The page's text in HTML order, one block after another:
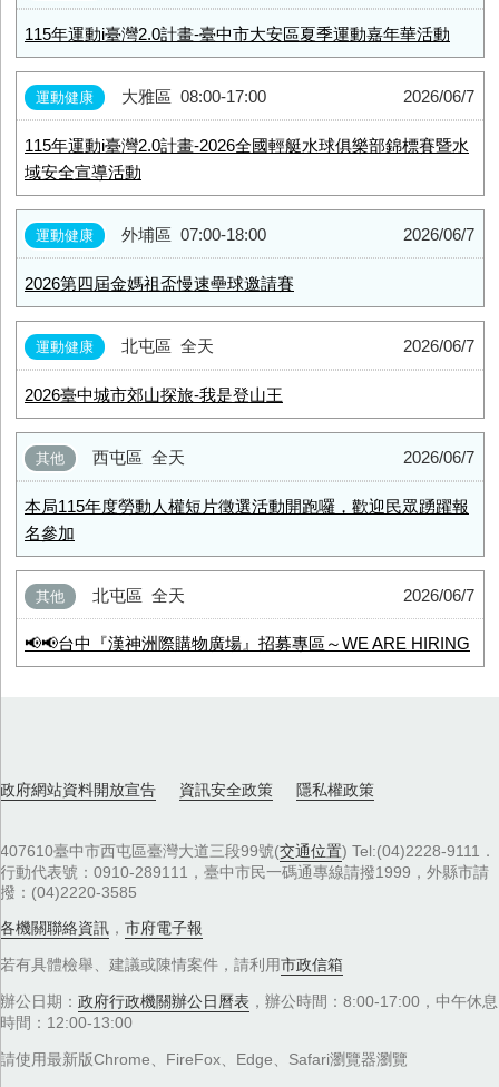
115年運動i臺灣2.0計畫-臺中市大安區夏季運動嘉年華活動
運動健康 大雅區 2026/06/7
08:00-17:00
115年運動i臺灣2.0計畫-2026全國輕艇水球俱樂部錦標賽暨水
域安全宣導活動
運動健康 外埔區 2026/06/7
07:00-18:00
2026第四屆金媽祖盃慢速壘球邀請賽
運動健康 北屯區 2026/06/7
全天
2026臺中城市郊山探旅-我是登山王
其他 西屯區 2026/06/7
全天
本局115年度勞動人權短片徵選活動開跑囉，歡迎民眾踴躍報
名參加
其他 北屯區 2026/06/7
全天
📢📢台中『漢神洲際購物廣場』招募專區～WE ARE HIRING
政府網站資料開放宣告 資訊安全政策 隱私權政策
407610臺中市西屯區臺灣大道三段99號(交通位置) Tel:(04)2228-9111．
行動代表號：0910-289111，臺中市民一碼通專線請撥1999，外縣市請
撥：(04)2220-3585
各機關聯絡資訊 ， 市府電子報
若有具體檢舉、建議或陳情案件，請利用市政信箱
辦公日期： 政府行政機關辦公日曆表 ，辦公時間：8:00-17:00，中午休息
時間：12:00-13:00
請使用最新版Chrome、FireFox、Edge、Safari瀏覽器瀏覽